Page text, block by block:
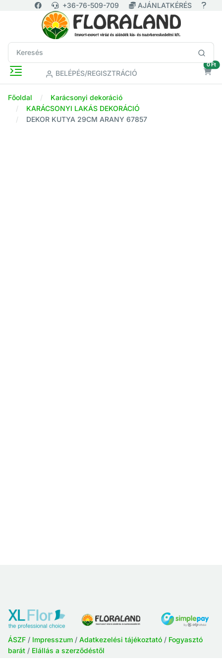
+36-76-509-709 AJÁNLATKÉRÉS
BELÉPÉS/REGISZTRÁCIÓ
0 Ft
Főoldal
Karácsonyi dekoráció
KARÁCSONYI LAKÁS DEKORÁCIÓ
DEKOR KUTYA 29CM ARANY 67857
ÁSZF / Impresszum / Adatkezelési tájékoztató / Fogyasztó
barát / Elállás a szerződéstől